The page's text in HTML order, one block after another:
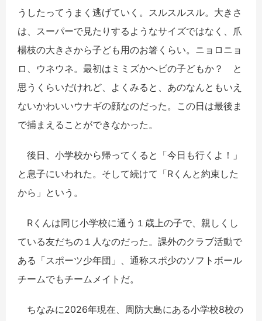
うしたってうまく逃げていく。スルスルスル。大きさ
は、スーパーで見たりするようなサイズではなく、爪
楊枝の大きさから子ども用のお箸くらい。ニョロニョ
ロ、ウネウネ。最初はミミズかヘビの子どもか？ と
思うくらいだけれど、よくみると、あのなんともいえ
ないかわいいウナギの顔なのだった。この日は最後ま
で捕まえることができなかった。
後日、小学校から帰ってくると「今日も行くよ！」
と息子にいわれた。そして続けて「Rくんと約束した
から」という。
Rくんは同じ小学校に通う１歳上の子で、親しくし
ている友だちの１人なのだった。課外のクラブ活動で
ある「スポーツ少年団」、通称スポ少のソフトボール
チームでもチームメイトだ。
ちなみに2026年現在、周防大島にある小学校8校の